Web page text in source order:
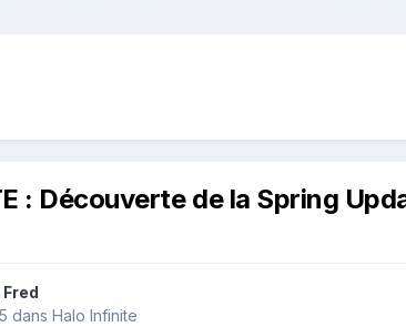
: Découverte de la Spring
dans Halo Infinite